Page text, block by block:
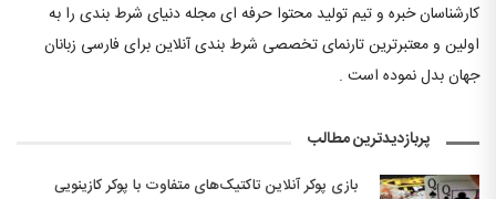
کارشناسان خبره و تیم تولید محتوا حرفه ای مجله دنیای شرط بندی را به
اولین و معتبرترین تارنمای تخصصی شرط بندی آنلاین برای فارسی زبانان
جهان بدل نموده است .
پربازدیدترین مطالب
بازی پوکر آنلاین تاکتیک‌های متفاوت با پوکر کازینویی